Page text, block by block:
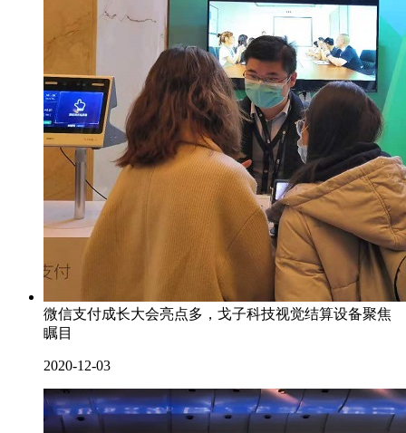
微信支付成长大会亮点多，戈子科技视觉结算设备聚焦
瞩目
2020-12-03